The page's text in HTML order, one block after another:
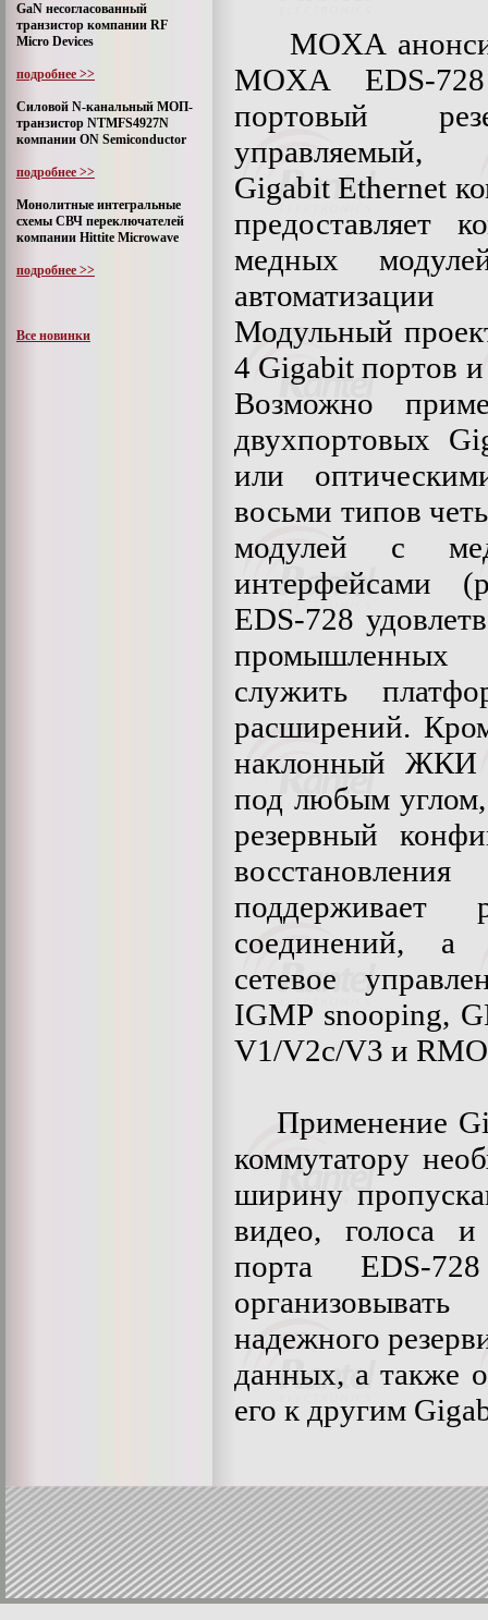
GaN несогласованный
транзистор компании RF
Micro Devices
подробнее >>
Силовой N-канальный МОП-
транзистор NTMFS4927N
компании ON Semiconductor
подробнее >>
Монолитные интегральные
схемы СВЧ переключателей
компании Hittite Microwave
подробнее >>
Все новинки
MOXA
MOXA EDS-
портовый
управляемый,
Gigabit Ethernet
предоставляет
медных
Модульный
4 Gigabit портов
Возможно
двухпортовых
или
восьми типов
модулей с
интерфейсами
EDS-728
служить
расширений.
наклонный ЖКИ
под любым
резервный
поддерживает
соединений, а
сетевое
IGMP snooping,
V1/V2c/V3 и
Применение
коммутатору
ширину
видео, голоса
порта EDS-
надежного
данных, а также
его к другим